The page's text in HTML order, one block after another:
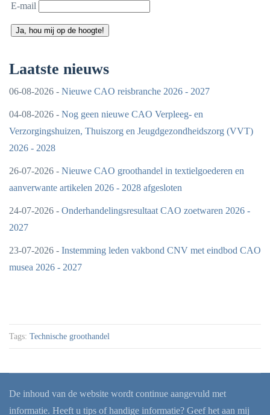
E-mail
Ja, hou mij op de hoogte!
Laatste nieuws
06-08-2026 - Nieuwe CAO reisbranche 2026 - 2027
04-08-2026 - Nog geen nieuwe CAO Verpleeg- en
Verzorgingshuizen, Thuiszorg en Jeugdgezondheidszorg (VVT)
2026 - 2028
26-07-2026 - Nieuwe CAO groothandel in textielgoederen en
aanverwante artikelen 2026 - 2028 afgesloten
24-07-2026 - Onderhandelingsresultaat CAO zoetwaren 2026 -
2027
23-07-2026 - Instemming leden vakbond CNV met eindbod CAO
musea 2026 - 2027
Tags: Technische groothandel
De inhoud van de website wordt continue aangevuld met
informatie. Heeft u tips of handige informatie? Geef het aan mij